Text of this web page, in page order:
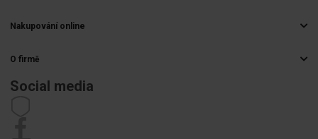
Nakupování online
Způsoby doručení
Platby
O firmě
Kariéra
Social media